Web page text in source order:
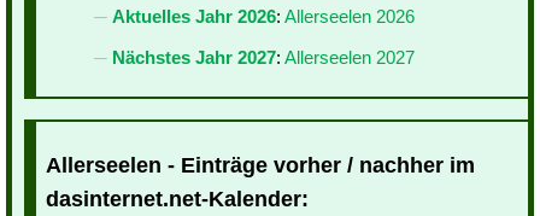
Aktuelles Jahr 2026: Allerseelen 2026
Nächstes Jahr 2027: Allerseelen 2027
Allerseelen - Einträge vorher / nachher im
dasinternet.net-Kalender: